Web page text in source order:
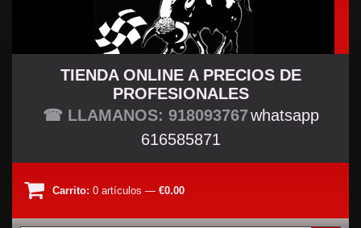
TU TIENDA TUNING
TIENDA ONLINE A PRECIOS DE
PROFESIONALES
☎ LLAMANOS: 918093767whatsapp
616585871
Carrito: 0 artículos — €0.00